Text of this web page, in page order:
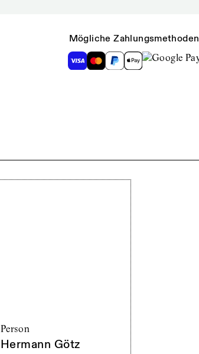
Mögliche Zahlungsmethoden
Person
Hermann Götz